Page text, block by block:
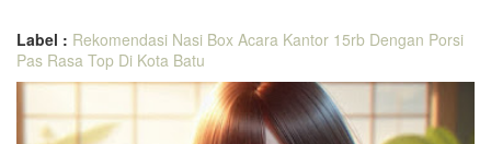
Label : Rekomendasi Nasi Box Acara Kantor 15rb Dengan Porsi
Pas Rasa Top Di Kota Batu